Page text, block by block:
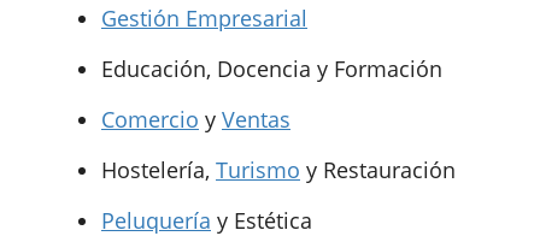
Gestión Empresarial
Educación, Docencia y Formación
Comercio y Ventas
Hostelería, Turismo y Restauración
Peluquería y Estética